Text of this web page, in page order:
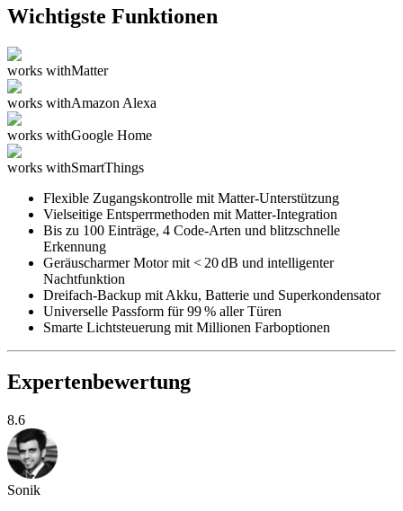
Wichtigste Funktionen
works withMatter
works withAmazon Alexa
works withGoogle Home
works withSmartThings
Flexible Zugangskontrolle mit Matter-Unterstützung
Vielseitige Entsperrmethoden mit Matter-Integration
Bis zu 100 Einträge, 4 Code-Arten und blitzschnelle
Erkennung
Geräuscharmer Motor mit < 20 dB und intelligenter
Nachtfunktion
Dreifach-Backup mit Akku, Batterie und Superkondensator
Universelle Passform für 99 % aller Türen
Smarte Lichtsteuerung mit Millionen Farboptionen
Expertenbewertung
8.6
Sonik